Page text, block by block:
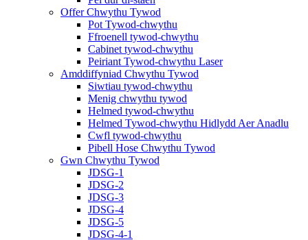
Offer Chwythu Tywod
Pot Tywod-chwythu
Ffroenell tywod-chwythu
Cabinet tywod-chwythu
Peiriant Tywod-chwythu Laser
Amddiffyniad Chwythu Tywod
Siwtiau tywod-chwythu
Menig chwythu tywod
Helmed tywod-chwythu
Helmed Tywod-chwythu Hidlydd Aer Anadlu
Cwfl tywod-chwythu
Pibell Hose Chwythu Tywod
Gwn Chwythu Tywod
JDSG-1
JDSG-2
JDSG-3
JDSG-4
JDSG-5
JDSG-4-1